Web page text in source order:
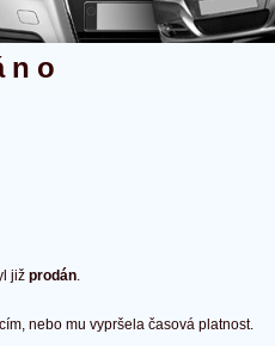
již prodán.
nebo mu vypršela časová platnost.